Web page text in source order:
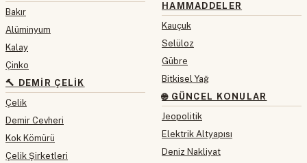
Bakır
Alüminyum
Kalay
Çinko
🔨 DEMIR ÇELIK
Çelik
Demir Cevheri
Kok Kömürü
Çelik Şirketleri
HAMMADDELER
Kauçuk
Selüloz
Gübre
Bitkisel Yağ
🌐 GÜNCEL KONULAR
Jeopolitik
Elektrik Altyapısı
Deniz Nakliyat